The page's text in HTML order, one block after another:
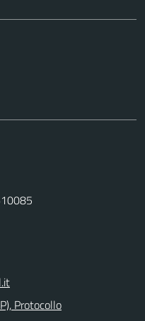
Protocollo